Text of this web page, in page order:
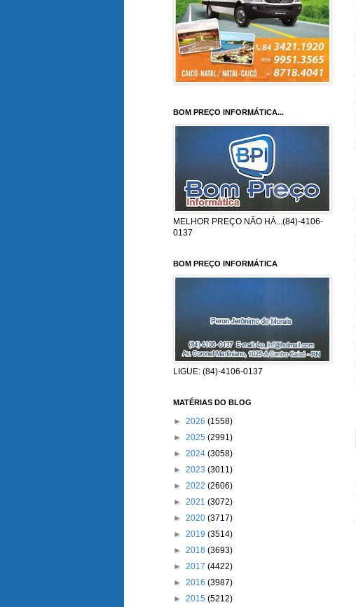
BOM PREÇO INFORMÁTICA...
MELHOR PREÇO NÃO HÁ...(84)-4106-
0137
BOM PREÇO INFORMÁTICA
LIGUE: (84)-4106-0137
MATÉRIAS DO BLOG
► 2026 (1558)
► 2025 (2991)
► 2024 (3058)
► 2023 (3011)
► 2022 (2606)
► 2021 (3072)
► 2020 (3717)
► 2019 (3514)
► 2018 (3693)
► 2017 (4422)
► 2016 (3987)
► 2015 (5212)